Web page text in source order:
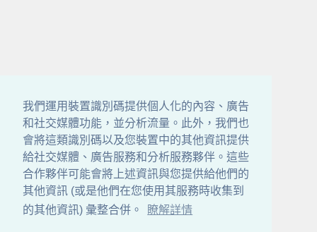
我們運用裝置識別碼提供個人化的內容、廣告
和社交媒體功能，並分析流量。此外，我們也
會將這類識別碼以及您裝置中的其他資訊提供
給社交媒體、廣告服務和分析服務夥伴。這些
合作夥伴可能會將上述資訊與您提供給他們的
其他資訊 (或是他們在您使用其服務時收集到
的其他資訊) 彙整合併。
瞭解詳情